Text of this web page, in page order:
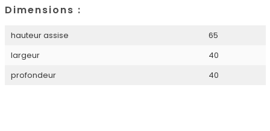
Dimensions :
hauteur assise
65
largeur
40
profondeur
40